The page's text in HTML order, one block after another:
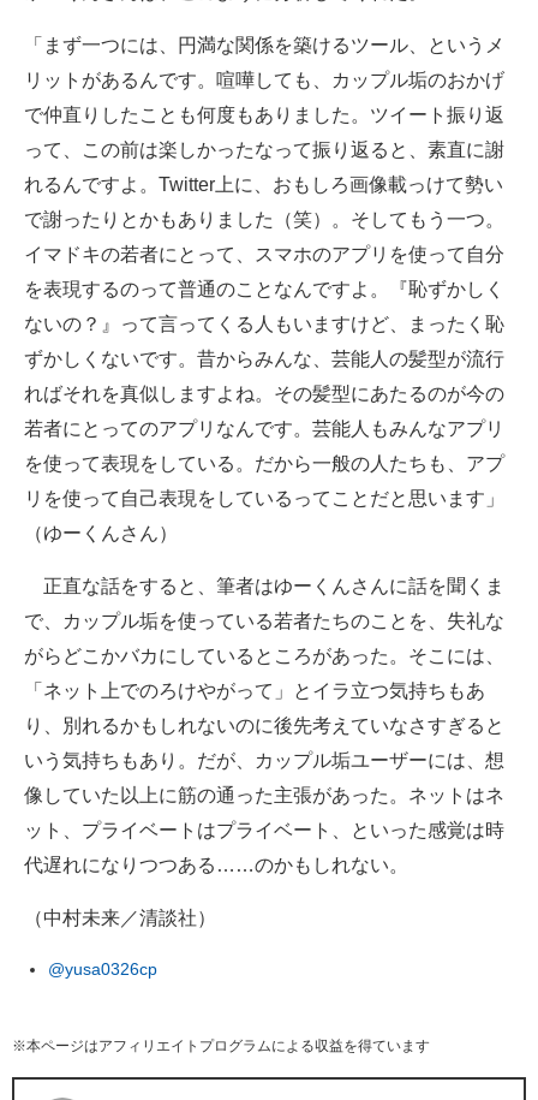
「まず一つには、円満な関係を築けるツール、というメ
リットがあるんです。喧嘩しても、カップル垢のおかげ
で仲直りしたことも何度もありました。ツイート振り返
って、この前は楽しかったなって振り返ると、素直に謝
れるんですよ。Twitter上に、おもしろ画像載っけて勢い
で謝ったりとかもありました（笑）。そしてもう一つ。
イマドキの若者にとって、スマホのアプリを使って自分
を表現するのって普通のことなんですよ。『恥ずかしく
ないの？』って言ってくる人もいますけど、まったく恥
ずかしくないです。昔からみんな、芸能人の髪型が流行
ればそれを真似しますよね。その髪型にあたるのが今の
若者にとってのアプリなんです。芸能人もみんなアプリ
を使って表現をしている。だから一般の人たちも、アプ
リを使って自己表現をしているってことだと思います」
（ゆーくんさん）
正直な話をすると、筆者はゆーくんさんに話を聞くま
で、カップル垢を使っている若者たちのことを、失礼な
がらどこかバカにしているところがあった。そこには、
「ネット上でのろけやがって」とイラ立つ気持ちもあ
り、別れるかもしれないのに後先考えていなさすぎると
いう気持ちもあり。だが、カップル垢ユーザーには、想
像していた以上に筋の通った主張があった。ネットはネ
ット、プライベートはプライベート、といった感覚は時
代遅れになりつつある……のかもしれない。
（中村未来／清談社）
@yusa0326cp
※本ページはアフィリエイトプログラムによる収益を得ています